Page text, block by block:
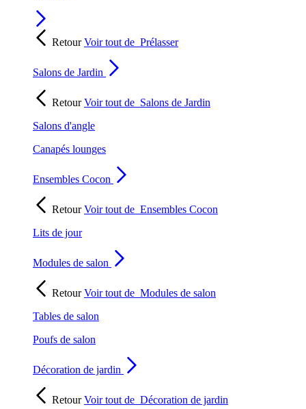
RetourVoir tout de Prélasser
Salons de Jardin
RetourVoir tout de Salons de Jardin
Salons d'angle
Canapés lounges
Ensembles Cocon
RetourVoir tout de Ensembles Cocon
Lits de jour
Modules de salon
RetourVoir tout de Modules de salon
Tables de salon
Poufs de salon
Décoration de jardin
RetourVoir tout de Décoration de jardin